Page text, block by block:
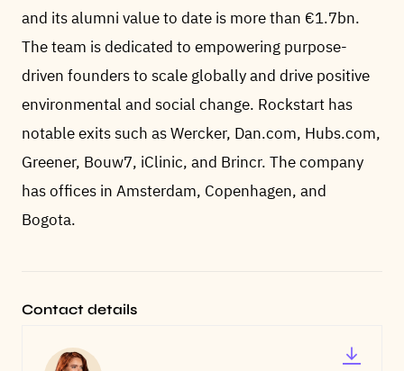
and its alumni value to date is more than €1.7bn.
The team is dedicated to empowering purpose-
driven founders to scale globally and drive positive
environmental and social change. Rockstart has
notable exits such as Wercker, Dan.com, Hubs.com,
Greener, Bouw7, iClinic, and Brincr. The company
has offices in Amsterdam, Copenhagen, and
Bogota.
Contact details